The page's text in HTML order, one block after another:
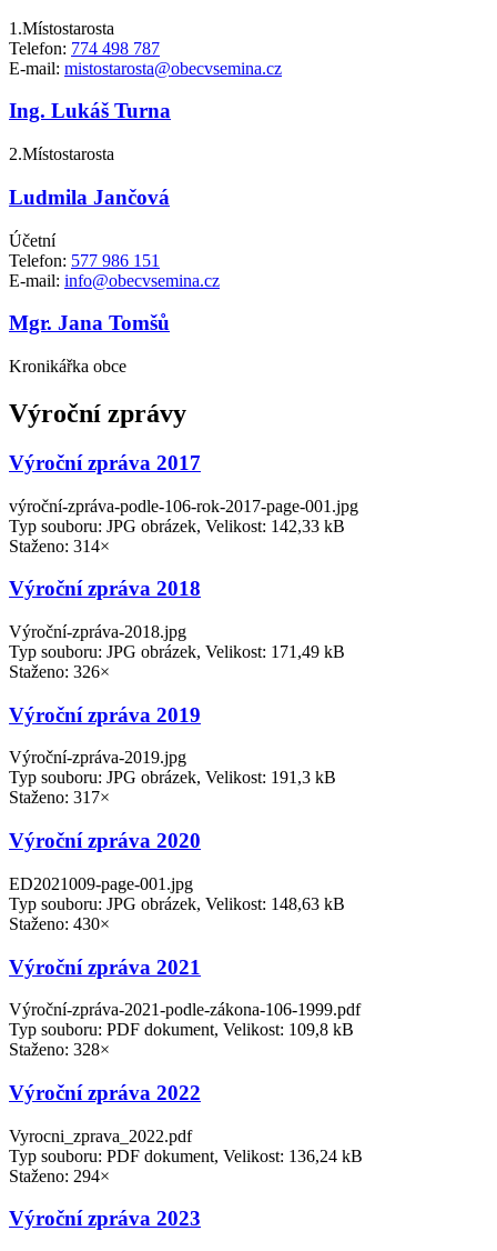
1.Místostarosta
Telefon: 774 498 787
E-mail: mistostarosta@obecvsemina.cz
Ing. Lukáš Turna
2.Místostarosta
Ludmila Jančová
Účetní
Telefon: 577 986 151
E-mail: info@obecvsemina.cz
Mgr. Jana Tomšů
Kronikářka obce
Výroční zprávy
Výroční zpráva 2017
výroční-zpráva-podle-106-rok-2017-page-001.jpg
Typ souboru: JPG obrázek, Velikost: 142,33 kB
Staženo: 314×
Výroční zpráva 2018
Výroční-zpráva-2018.jpg
Typ souboru: JPG obrázek, Velikost: 171,49 kB
Staženo: 326×
Výroční zpráva 2019
Výroční-zpráva-2019.jpg
Typ souboru: JPG obrázek, Velikost: 191,3 kB
Staženo: 317×
Výroční zpráva 2020
ED2021009-page-001.jpg
Typ souboru: JPG obrázek, Velikost: 148,63 kB
Staženo: 430×
Výroční zpráva 2021
Výroční-zpráva-2021-podle-zákona-106-1999.pdf
Typ souboru: PDF dokument, Velikost: 109,8 kB
Staženo: 328×
Výroční zpráva 2022
Vyrocni_zprava_2022.pdf
Typ souboru: PDF dokument, Velikost: 136,24 kB
Staženo: 294×
Výroční zpráva 2023